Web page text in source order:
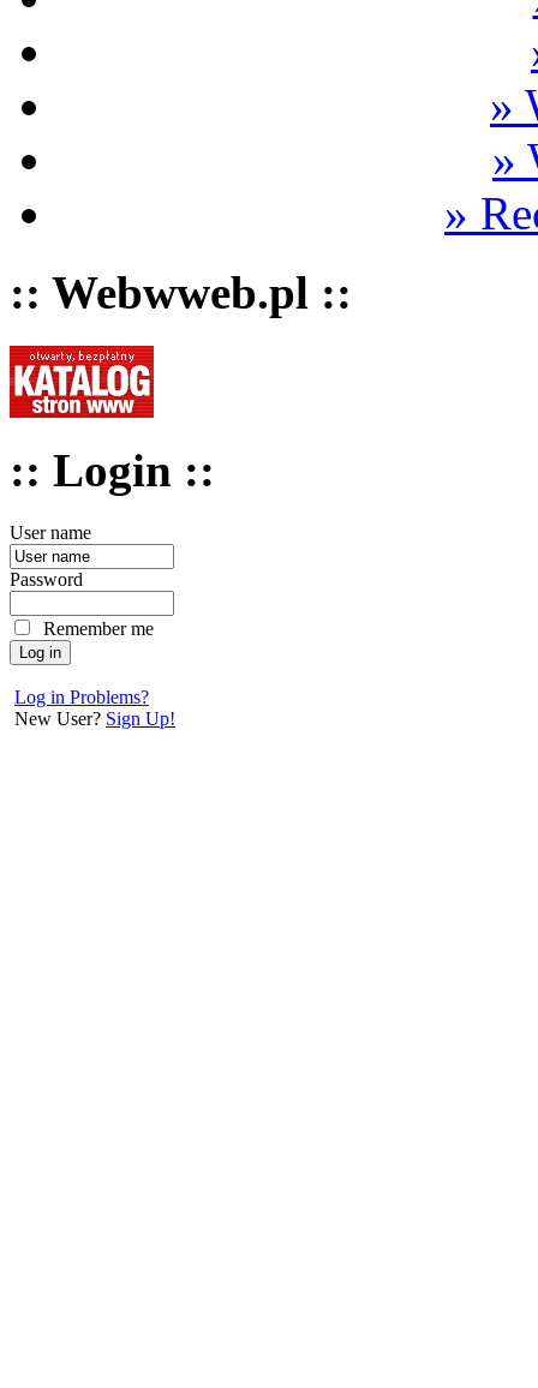
»
»
»
:: Webwweb.pl ::
:: Login ::
User name
Password
Remember me
Log in Problems?
New User? Sign Up!